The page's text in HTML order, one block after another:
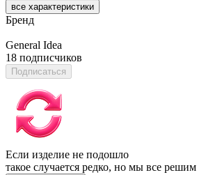
все характеристики
Бренд
General Idea
18 подписчиков
Подписаться
Если изделие не подошло
такое случается редко, но мы все решим